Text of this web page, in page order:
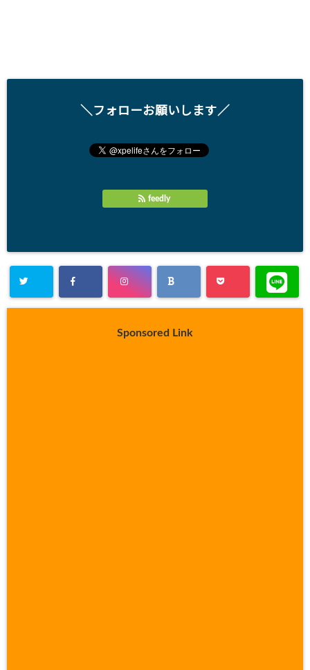
＼フォローお願いします／
feedly
Sponsored Link